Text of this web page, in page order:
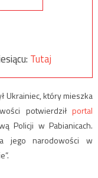
Tutaj
Ukrainiec, który mieszka
potwierdziłportal
Policji w Pabianicach.
jego narodowości w